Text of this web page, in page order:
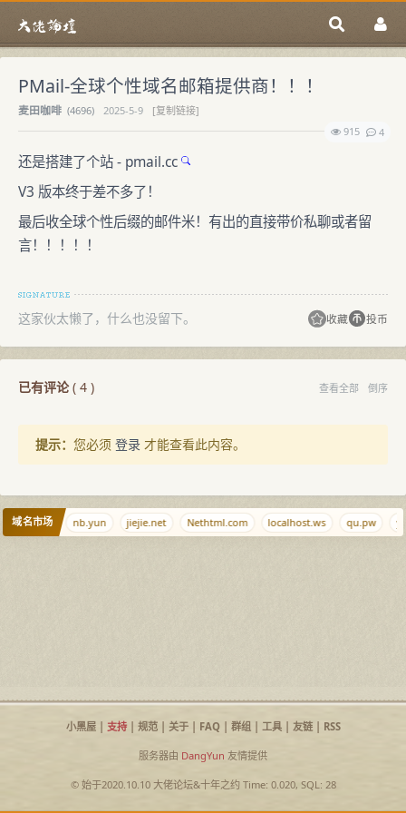
PMail-全球个性域名邮箱提供商！！！
麦田咖啡 (4696) 2025-5-9
[复制链接]
915
4
还是搭建了个站 - pmail.cc
V3 版本终于差不多了！
最后收全球个性后缀的邮件米！有出的直接带价私聊或者留
言！！！！！
这家伙太懒了，什么也没留下。 收藏 投币
已有评论( 4 ) 查看全部 倒序
提示： 您必须 登录 才能查看此内容。
域名市场
9.wales nb.yun jiejie.net Nethtml.com localhost.ws qu.pw
小黑屋| 支持| 规范| 关于| FAQ| 群组| 工具| 友链| RSS
服务器由 DangYun 友情提供
© 始于2020.10.10 大佬论坛&十年之约Time: 0.020, SQL: 28